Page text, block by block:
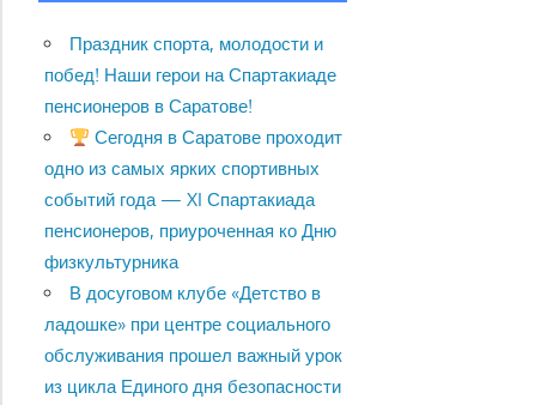
Праздник спорта, молодости и
побед! Наши герои на Спартакиаде
пенсионеров в Саратове!
Сегодня в Саратове проходит
одно из самых ярких спортивных
событий года — XI Спартакиада
пенсионеров, приуроченная ко Дню
физкультурника
В досуговом клубе «Детство в
ладошке» при центре социального
обслуживания прошел важный урок
из цикла Единого дня безопасности